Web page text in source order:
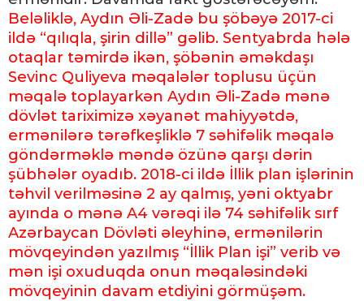
Beləliklə, Aydın Əli-Zadə bu şöbəyə 2017-ci
ildə “qılıqla, şirin dillə” gəlib. Sentyabrda hələ
otaqlar təmirdə ikən, şöbənin əməkdaşı
Sevinc Quliyeva məqalələr toplusu üçün
məqalə toplayarkən Aydın Əli-Zadə mənə
dövlət tariximizə xəyanət mahiyyətdə,
ermənilərə tərəfkeşliklə 7 səhifəlik məqalə
göndərməklə məndə özünə qarşı dərin
şübhələr oyadıb. 2018-ci ildə İllik plan işlərinin
təhvil verilməsinə 2 ay qalmış, yəni oktyabr
ayında o mənə A4 vərəqi ilə 74 səhifəlik sırf
Azərbaycan Dövləti əleyhinə, ermənilərin
mövqeyindən yazılmış “İllik Plan işi” verib və
mən işi oxuduqda onun məqaləsindəki
mövqeyinin davam etdiyini görmüşəm.